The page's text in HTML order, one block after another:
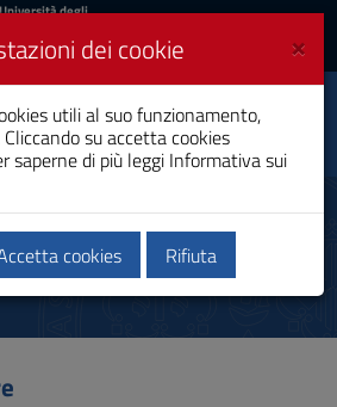
degli
UniCA News ×
dei cookie
utili al suo funzionamento,
su accetta cookies
saperne di più leggi Informativa sui
cookies Rifiuta